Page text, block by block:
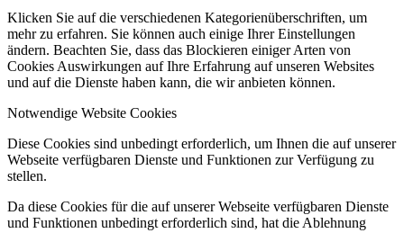
Klicken Sie auf die verschiedenen Kategorienüberschriften, um
mehr zu erfahren. Sie können auch einige Ihrer Einstellungen
ändern. Beachten Sie, dass das Blockieren einiger Arten von
Cookies Auswirkungen auf Ihre Erfahrung auf unseren Websites
und auf die Dienste haben kann, die wir anbieten können.
Notwendige Website Cookies
Diese Cookies sind unbedingt erforderlich, um Ihnen die auf unserer
Webseite verfügbaren Dienste und Funktionen zur Verfügung zu
stellen.
Da diese Cookies für die auf unserer Webseite verfügbaren Dienste
und Funktionen unbedingt erforderlich sind, hat die Ablehnung